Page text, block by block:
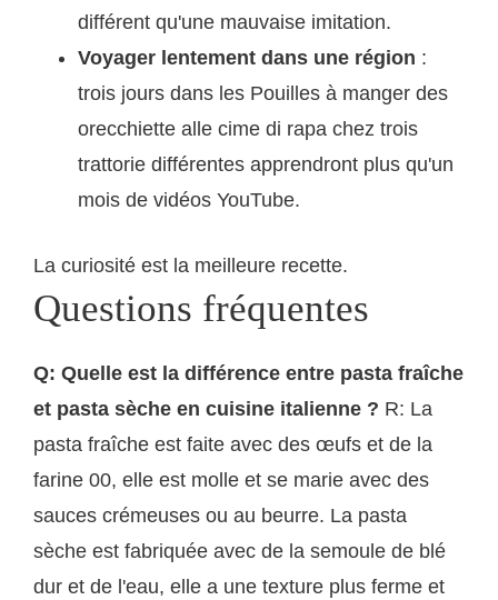
différent qu'une mauvaise imitation.
Voyager lentement dans une région :
trois jours dans les Pouilles à manger des
orecchiette alle cime di rapa chez trois
trattorie différentes apprendront plus qu'un
mois de vidéos YouTube.
La curiosité est la meilleure recette.
Questions fréquentes
Q: Quelle est la différence entre pasta fraîche
et pasta sèche en cuisine italienne ? R: La
pasta fraîche est faite avec des œufs et de la
farine 00, elle est molle et se marie avec des
sauces crémeuses ou au beurre. La pasta
sèche est fabriquée avec de la semoule de blé
dur et de l'eau, elle a une texture plus ferme et